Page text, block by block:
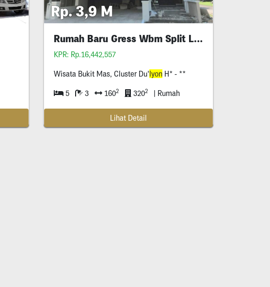
Rp. 3,9 M
Rumah Baru Gress Wbm Split Level
KPR: Rp.16,442,557
Wisata Bukit Mas, Cluster Du' lyon H* - **
5 3 1602 3202 | Rumah
Lihat Detail